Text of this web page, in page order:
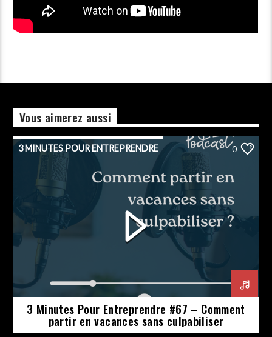
Vous aimerez aussi
3 MINUTES POUR ENTREPRENDRE 0
3 Minutes Pour Entreprendre #67 – Comment
partir en vacances sans culpabiliser